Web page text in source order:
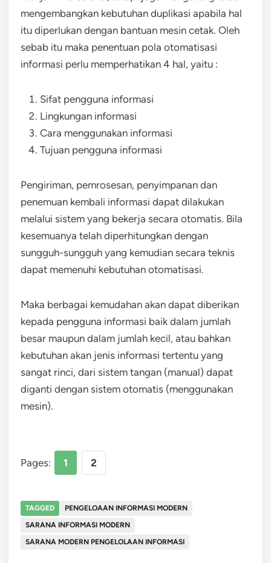
mengembangkan kebutuhan duplikasi apabila hal
itu diperlukan dengan bantuan mesin cetak. Oleh
sebab itu maka penentuan pola otomatisasi
informasi perlu memperhatikan 4 hal, yaitu :
Sifat pengguna informasi
Lingkungan informasi
Cara menggunakan informasi
Tujuan pengguna informasi
Pengiriman, pemrosesan, penyimpanan dan
penemuan kembali informasi dapat dilakukan
melalui sistem yang bekerja secara otomatis. Bila
kesemuanya telah diperhitungkan dengan
sungguh-sungguh yang kemudian secara teknis
dapat memenuhi kebutuhan otomatisasi.
Maka berbagai kemudahan akan dapat diberikan
kepada pengguna informasi baik dalam jumlah
besar maupun dalam jumlah kecil, atau bahkan
kebutuhan akan jenis informasi tertentu yang
sangat rinci, dari sistem tangan (manual) dapat
diganti dengan sistem otomatis (menggunakan
mesin).
Pages: 1 2
TAGGED
PENGELOAAN INFORMASI MODERN
SARANA INFORMASI MODERN
SARANA MODERN PENGELOLAAN INFORMASI